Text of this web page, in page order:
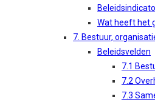
Wat heeft het
7. Bestuur,
Beleidsvelden
7.1
7.2
7.3